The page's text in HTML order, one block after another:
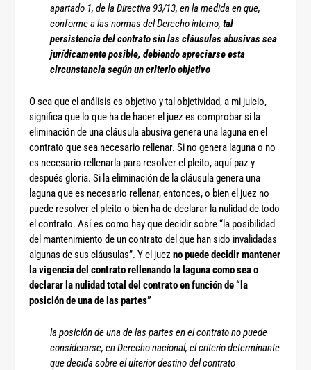
apartado 1, de la Directiva 93/13, en la medida en que,
conforme a las normas del Derecho interno, tal
persistencia del contrato sin las cláusulas abusivas sea
jurídicamente posible, debiendo apreciarse esta
circunstancia según un criterio objetivo
O sea que el análisis es objetivo y tal objetividad, a mi juicio,
significa que lo que ha de hacer el juez es comprobar si la
eliminación de una cláusula abusiva genera una laguna en el
contrato que sea necesario rellenar. Si no genera laguna o no
es necesario rellenarla para resolver el pleito, aquí paz y
después gloria. Si la eliminación de la cláusula genera una
laguna que es necesario rellenar, entonces, o bien el juez no
puede resolver el pleito o bien ha de declarar la nulidad de todo
el contrato. Así es como hay que decidir sobre “la posibilidad
del mantenimiento de un contrato del que han sido invalidadas
algunas de sus cláusulas”. Y el juezno puede decidir mantener
la vigencia del contrato rellenando la laguna como sea o
declarar la nulidad total del contrato en función de “la
posición de una de las partes”
la posición de una de las partes en el contrato no puede
considerarse, en Derecho nacional, el criterio determinante
que decida sobre el ulterior destino del contrato